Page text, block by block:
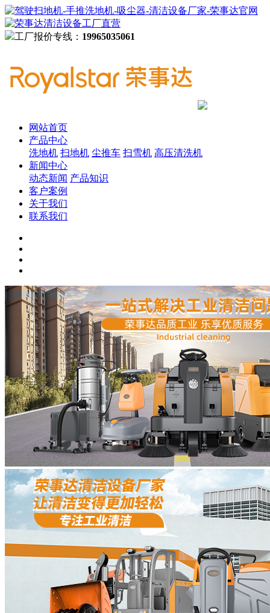
工厂报价专线： 19965035061
网站首页
产品中心
洗地机 扫地机 尘推车 扫雪机 高压清洗机
新闻中心
动态新闻 产品知识
客户案例
关于我们
联系我们